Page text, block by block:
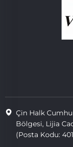
Çin Halk
Bölgesi, Lijia
(Posta Kodu: